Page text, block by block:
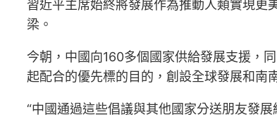
習近平主席始終將發展作為推動人類實現更
梁。
今朝，中國向160多個國家供給發展支援，
起配合的優先標的目的，創設全球發展和南
“中國通過這些倡議與其他國家分送朋友發